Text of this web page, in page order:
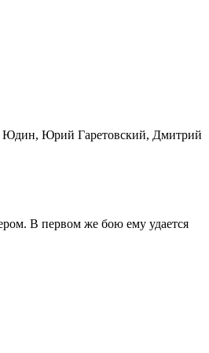
Юдин, Юрий Гаретовский, Дмитрий
В первом же бою ему удается